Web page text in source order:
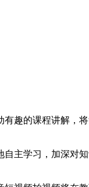
趣的课程讲解，
主学习，加深对